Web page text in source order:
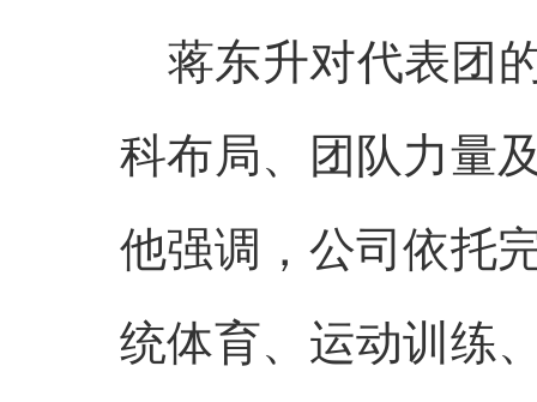
蒋东升对代表团
科布局、团队力量
他强调，公司依托
统体育、运动训练